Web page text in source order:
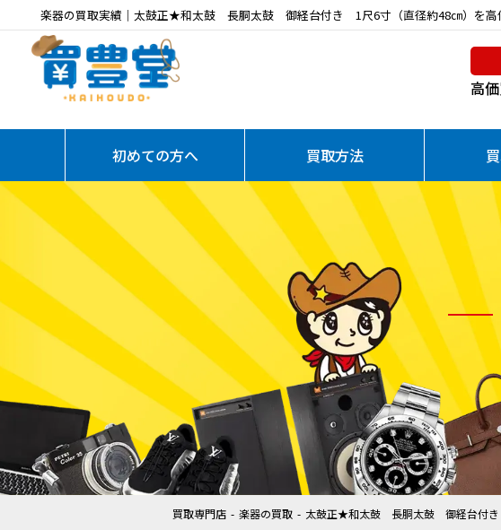
楽器の買取実績｜太鼓正★和太鼓 長胴太鼓 御経台付き 1尺6寸（直径約48㎝）を高
高
初めての方へ 買取方法
買取専門店 楽器の買取 太鼓正★和太鼓 長胴太鼓 御経台付き